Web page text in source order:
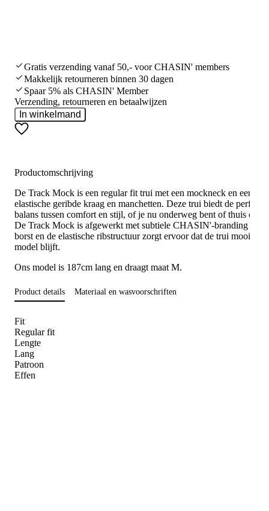
Gratis verzending vanaf 50,- voor CHASIN' members
Makkelijk retourneren binnen 30 dagen
Spaar 5% als CHASIN' Member
Verzending, retourneren en betaalwijzen
In winkelmand
Productomschrijving
De Track Mock is een regular fit trui met een mockneck en een
elastische geribde kraag en manchetten. Deze trui biedt de perfecte
balans tussen comfort en stijl, of je nu onderweg bent of thuis
De Track Mock is afgewerkt met subtiele CHASIN'-branding op
borst en de elastische ribstructuur zorgt ervoor dat de trui mooi in
model blijft.
Ons model is 187cm lang en draagt maat M.
Product details Materiaal en wasvoorschriften
Fit
Regular fit
Lengte
Lang
Patroon
Effen